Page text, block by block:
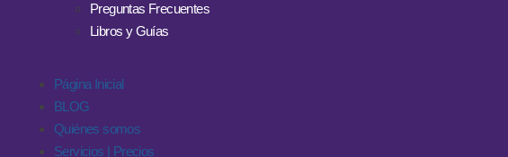
Preguntas Frecuentes
Libros y Guías
Página Inicial
BLOG
Quiénes somos
Servicios | Precios